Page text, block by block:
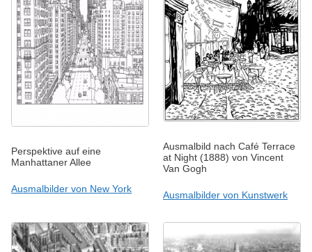
Perspektive auf eine
Manhattaner Allee
Ausmalbilder von New York
Ausmalbild nach Café Terrace
at Night (1888) von Vincent
Van Gogh
Ausmalbilder von Kunstwerk